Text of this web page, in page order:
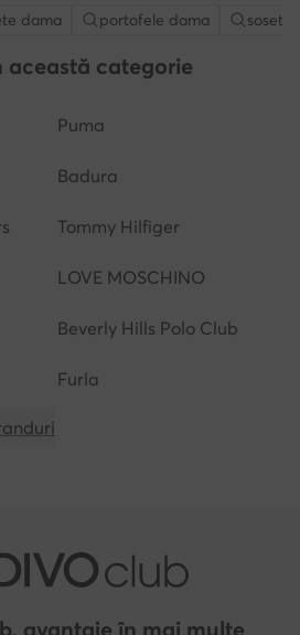
dama portofele dama sosete
această categorie
Puma
Badura
Tommy Hilfiger
LOVE MOSCHINO
Beverly Hills Polo Club
Furla
avantaje în mai multe